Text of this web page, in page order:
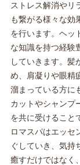
ストレス解消やリ
も繋がる様々な効
を行います。ヘッ
な知識を持つ経験
していきます。髪
め、肩凝りや眼精
溜まっている方に
カットやシャンプ
を共に受けること
ロマスパはエッセ
ぐしていき、気持
癒すだけではなく